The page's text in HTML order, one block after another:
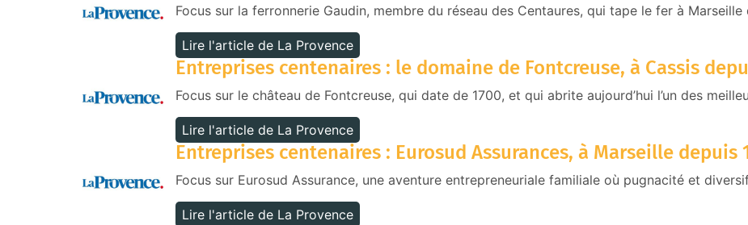
Focus sur la ferronnerie Gaudin, membre du réseau des Centaures, qui tape le fer à Marseille
Lire l'article de La Provence
Entreprises centenaires : le domaine de Fontcreuse, à Cassis
Focus sur le château de Fontcreuse, qui date de 1700, et qui abrite aujourd’hui l’un des
Lire l'article de La Provence
Entreprises centenaires : Eurosud Assurances, à Marseille depuis
Focus sur Eurosud Assurance, une aventure entrepreneuriale familiale où pugnacité et
Lire l'article de La Provence